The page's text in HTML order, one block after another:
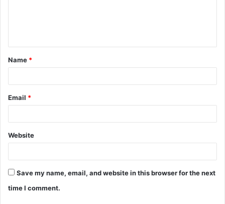
t
*
Name *
Email *
Website
Save my name, email, and website in this browser for the next
time I comment.